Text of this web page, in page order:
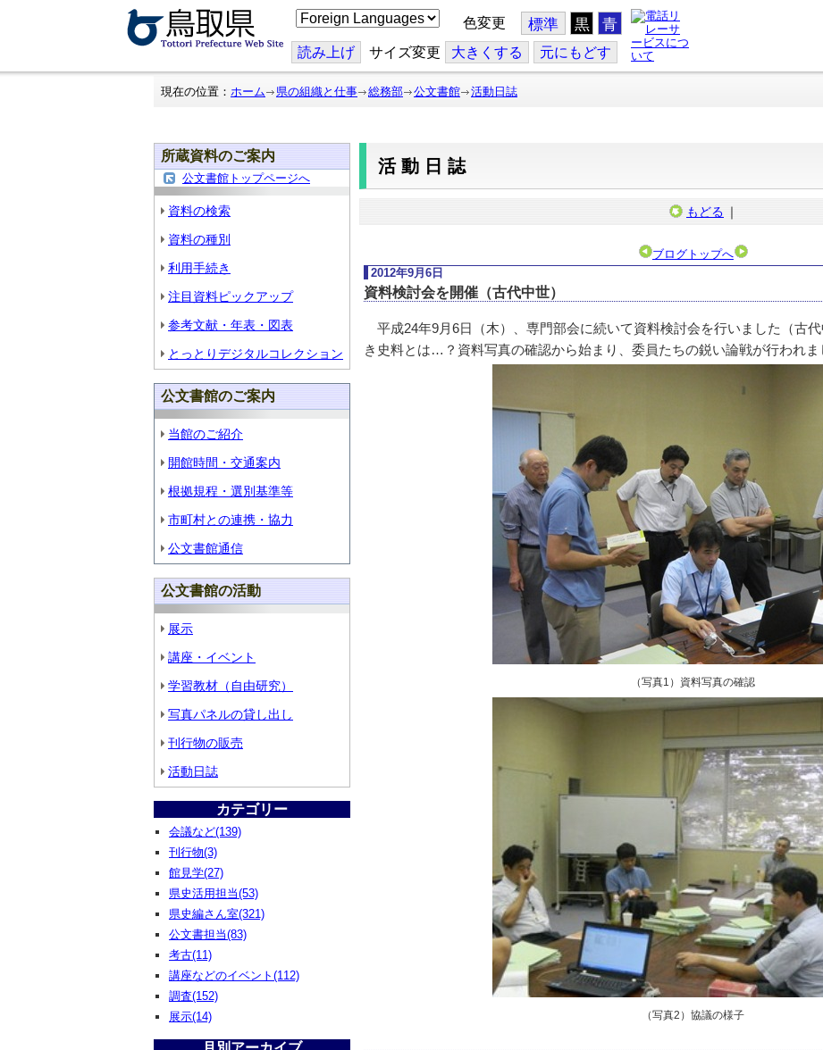
こ
の
ジ
を
翻
色変更 標準 黒 青
読み上げ サイズ変更 大きくする 元にもどす
現在の位置： ホーム 県の組織と仕事 総務部 公文書館 活動日誌
所蔵資料のご案内
公文書館トップページへ
資料の検索
資料の種別
利用手続き
注目資料ピックアップ
参考文献・年表・図表
とっとりデジタルコレクション
公文書館のご案内
当館のご紹介
開館時間・交通案内
根拠規程・選別基準等
市町村との連携・協力
公文書館通信
公文書館の活動
展示
講座・イベント
学習教材（自由研究）
写真パネルの貸し出し
刊行物の販売
活動日誌
カテゴリー
会議など(139)
刊行物(3)
館見学(27)
県史活用担当(53)
県史編さん室(321)
公文書担当(83)
考古(11)
講座などのイベント(112)
調査(152)
展示(14)
活動日誌
もどる ｜
ブログトップへ
2012年9月6日
資料検討会を開催（古代中世）
平成24年9月6日（木）、専門部会に続いて資料検討会を行いました（古
き史料とは…？資料写真の確認から始まり、委員たちの鋭い論戦が行われま
（写真1）資料写真の確認
（写真2）協議の様子